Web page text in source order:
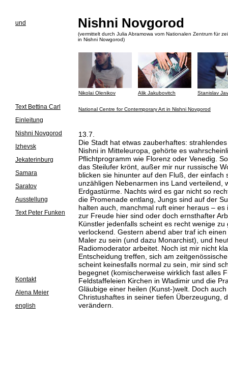
und Nishni Novgorod
(vermittelt durch Julia Abramowa vom Nationalen Zentrum für
in Nishni Nowgorod)
Text Bettina Carl
Einleitung
Nishni Novgorod
Izhevsk
Jekaterinburg
Samara
Saratov
Ausstellung
Text Peter Funken
Nikolai Olenikov Alik Jakubovitch Stanislav
National Centre for Contemporary Art in Nishni Novgorod
13.7.
Die Stadt hat etwas zauberhaftes:
Nishni in Mitteleuropa, gehörte es
Pflichtprogramm wie Florenz oder Venedig.
das Steilufer krönt, außer mir nur russische
blicken sie hinunter auf den Fluß, der
unzähligen Nebenarmen ins Land verteilend,
Erdgastürme. Nachts wird es gar nicht so
die Promenade entlang, Jungs sind auf der
halten auch, manchmal ruft einer heraus –
zur Freude hier sind oder doch ernsthafter
Künstler jedenfalls scheint es recht wenige
verlockend. Gestern abend aber traf ich
Maler zu sein (und dazu Monarchist), und
Radiomoderator arbeitet. Noch ist mir nicht
Entscheidung treffen, sich am
scheint keinesfalls normal zu sein, mir sind
begegnet (komischerweise wirklich fast alles
Feldstaffeleien Kirchen in Wladimir und die
Gläubige einer heilen (Kunst-)welt. Doch
Christushaftes in seiner tiefen Überzeugung,
verändern.
Kontakt
Alena Meier
english